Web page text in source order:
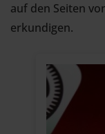
auf den Seiten
erkundigen.